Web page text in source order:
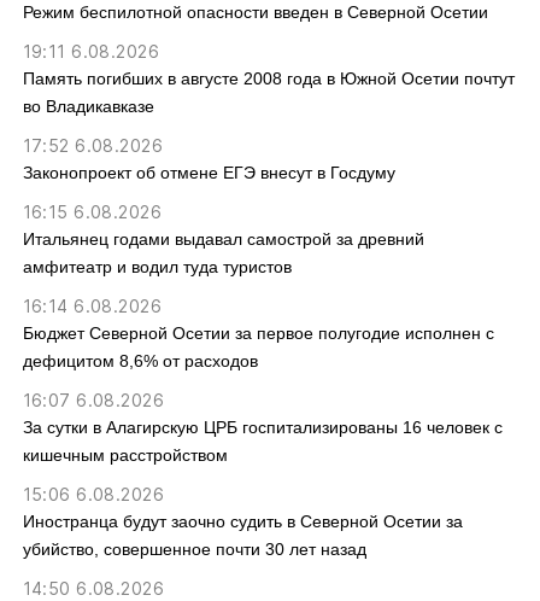
Режим беспилотной опасности введен в Северной Осетии
19:11 6.08.2026
Память погибших в августе 2008 года в Южной Осетии почтут
во Владикавказе
17:52 6.08.2026
Законопроект об отмене ЕГЭ внесут в Госдуму
16:15 6.08.2026
Итальянец годами выдавал самострой за древний
амфитеатр и водил туда туристов
16:14 6.08.2026
Бюджет Северной Осетии за первое полугодие исполнен с
дефицитом 8,6% от расходов
16:07 6.08.2026
За сутки в Алагирскую ЦРБ госпитализированы 16 человек с
кишечным расстройством
15:06 6.08.2026
Иностранца будут заочно судить в Северной Осетии за
убийство, совершенное почти 30 лет назад
14:50 6.08.2026